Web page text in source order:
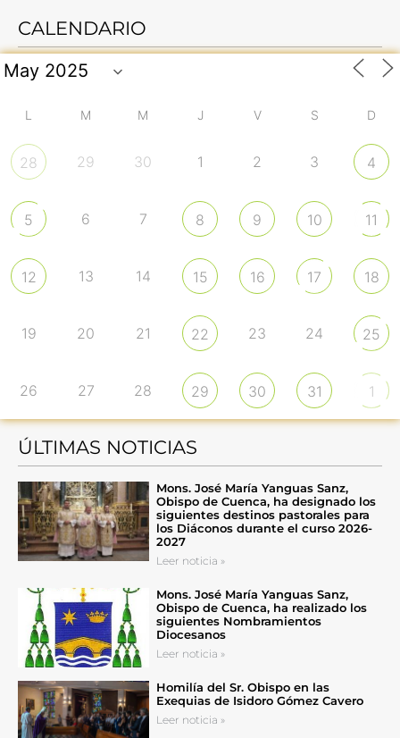
CALENDARIO
L M M J V S D
28 29 30 1 2 3 4
5 6 7 8 9 10 11
12 13 14 15 16 17 18
19 20 21 22 23 24 25
26 27 28 29 30 31 1
ÚLTIMAS NOTICIAS
Mons. José María Yanguas Sanz,
Obispo de Cuenca, ha designado los
siguientes destinos pastorales para
los Diáconos durante el curso 2026-
2027
Leer noticia »
Mons. José María Yanguas Sanz,
Obispo de Cuenca, ha realizado los
siguientes Nombramientos
Diocesanos
Leer noticia »
Homilía del Sr. Obispo en las
Exequias de Isidoro Gómez Cavero
Leer noticia »